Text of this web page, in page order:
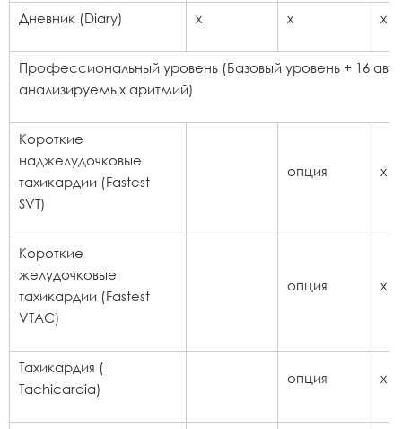
Дневник (Diary) x x x
Профессиональный уровень (Базовый уровень + 16
анализируемых аритмий)
Короткие
наджелудочковые
тахикардии (Fastest
SVT)
опция x
Короткие
желудочковые
тахикардии (Fastest
VTAC)
опция x
Тахикардия (
Tachicardia)
опция x